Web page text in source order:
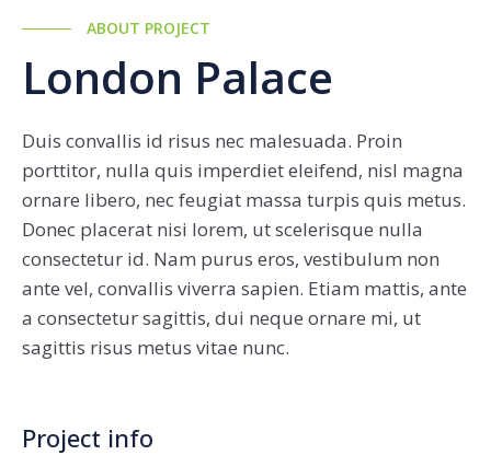
ABOUT PROJECT
London Palace
Duis convallis id risus nec malesuada. Proin
porttitor, nulla quis imperdiet eleifend, nisl magna
ornare libero, nec feugiat massa turpis quis metus.
Donec placerat nisi lorem, ut scelerisque nulla
consectetur id. Nam purus eros, vestibulum non
ante vel, convallis viverra sapien. Etiam mattis, ante
a consectetur sagittis, dui neque ornare mi, ut
sagittis risus metus vitae nunc.
Project info